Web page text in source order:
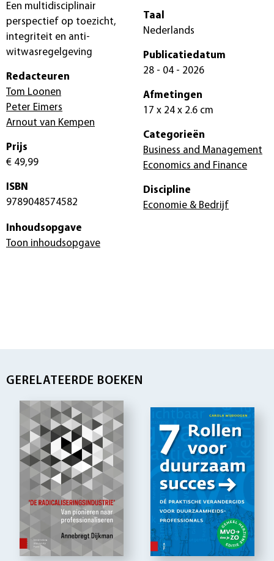
Een multidisciplinair
perspectief op toezicht,
integriteit en anti-
witwasregelgeving
Redacteuren
Tom Loonen
Peter Eimers
Arnout van Kempen
Prijs
€ 49,99
ISBN
9789048574582
Taal
Nederlands
Publicatiedatum
28 - 04 - 2026
Afmetingen
17 x 24 x 2.6 cm
Categorieën
Business and Management
Economics and Finance
Discipline
Economie & Bedrijf
Inhoudsopgave
Toon inhoudsopgave
GERELATEERDE BOEKEN